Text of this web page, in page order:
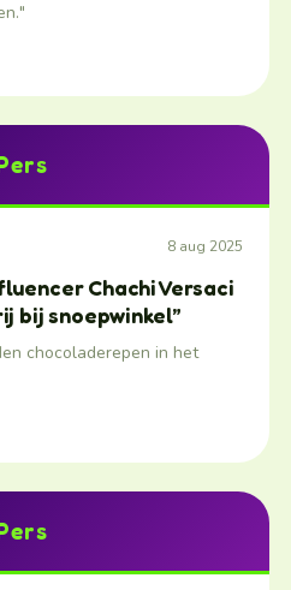
8 aug 2025
Chachi Versaci
bij snoepwinkel”
chocoladerepen in het